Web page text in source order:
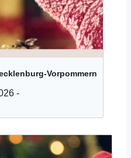
Vorpommern
-